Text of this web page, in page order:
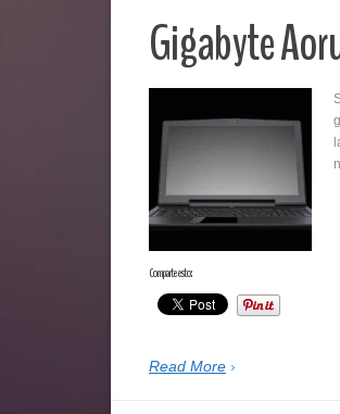
Gigabyte
Comparte esto:
Read More